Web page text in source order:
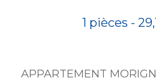
1 pièces -
APPARTEMENT